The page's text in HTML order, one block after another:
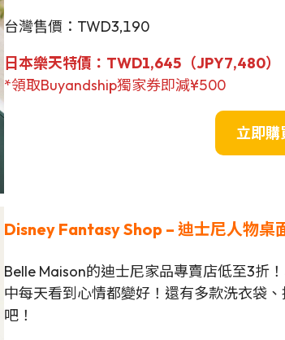
台灣售價：TWD3,190
日本樂天特價 ：TWD1,645（JPY7,480）
*領取Buyandship獨家券即減¥500
立即購
Disney Fantasy Shop – 迪士尼人物桌
Belle Maison的迪士尼家品專賣店低至3折
中每天看到心情都變好！還有多款洗衣袋
吧！